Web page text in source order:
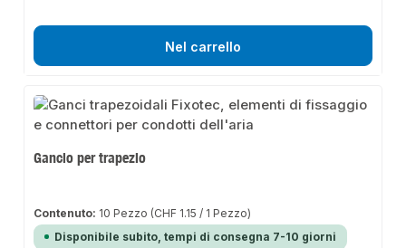
Nel carrello
Gancio per trapezio
Contenuto: 10 Pezzo (CHF 1.15 / 1 Pezzo)
Disponibile subito, tempi di consegna 7-10 giorni